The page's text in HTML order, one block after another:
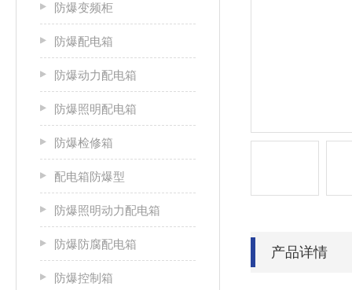
防爆变频柜
防爆配电箱
防爆动力配电箱
防爆照明配电箱
防爆检修箱
配电箱防爆型
防爆照明动力配电箱
防爆防腐配电箱
防爆控制箱
产品详情